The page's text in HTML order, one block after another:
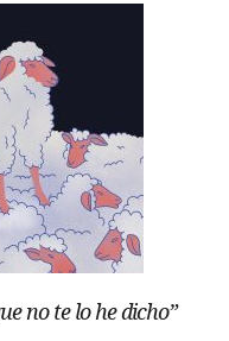
no te lo he dicho”